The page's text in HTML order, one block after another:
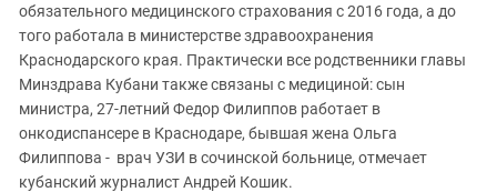
обязательного медицинского страхования с 2016 года, а до
того работала в министерстве здравоохранения
Краснодарского края. Практически все родственники главы
Минздрава Кубани также связаны с медициной: сын
министра, 27-летний Федор Филиппов работает в
онкодиспансере в Краснодаре, бывшая жена Ольга
Филиппова - врач УЗИ в сочинской больнице, отмечает
кубанский журналист Андрей Кошик.